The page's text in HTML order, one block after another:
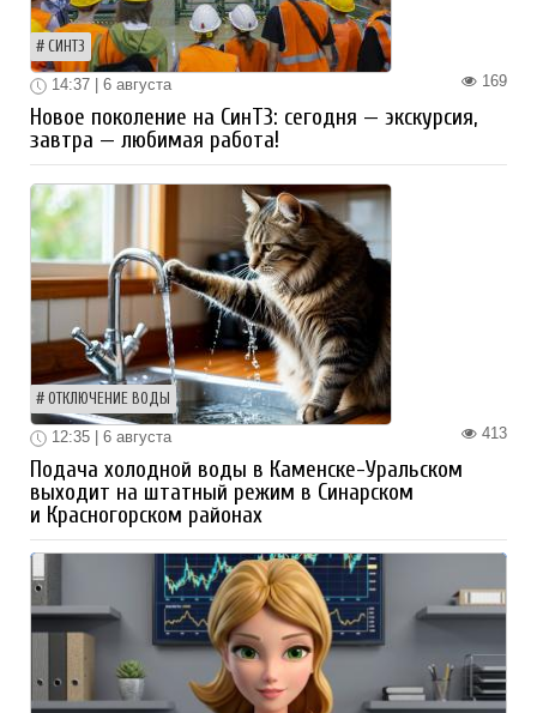
СИНТЗ
169
14:37 | 6 августа
Новое поколение на СинТЗ: сегодня — экскурсия,
завтра — любимая работа!
ОТКЛЮЧЕНИЕ ВОДЫ
413
12:35 | 6 августа
Подача холодной воды в Каменске-Уральском
выходит на штатный режим в Синарском
и Красногорском районах